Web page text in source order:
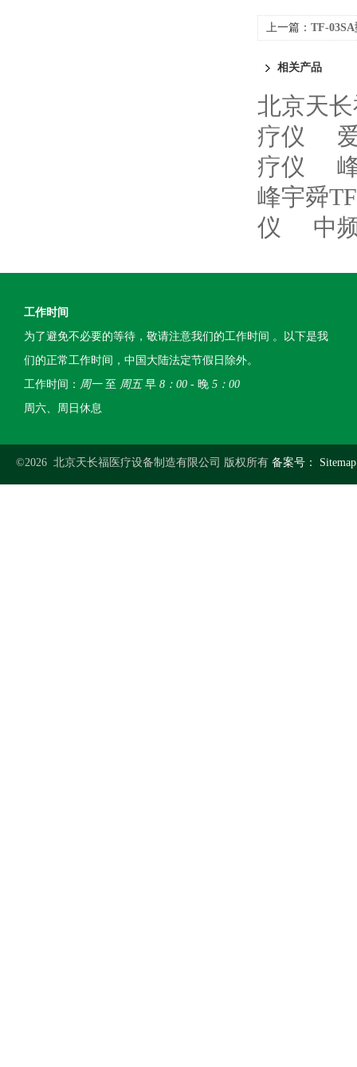
上一篇： TF-
相关产品
北京天
疗仪
疗仪
峰宇舜
仪
中
工作时间
为了避免不必要的等待，敬请注意我们的工作时间 。以下是我
们的正常工作时间，中国大陆法定节假日除外。
工作时间： 周一至 周五早 8：00 - 晚 5：00
周六、周日休息
©2026 北京天长福医疗设备制造有限公司 版权所有 备案号：